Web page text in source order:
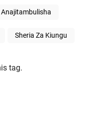
Sheria Za Kiungu
tag.